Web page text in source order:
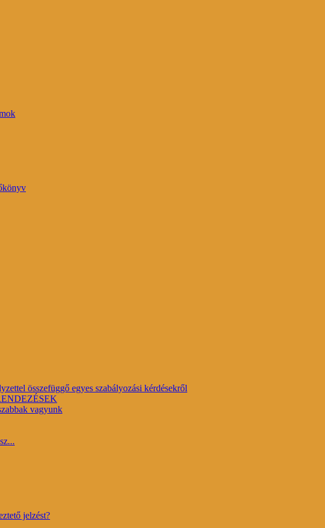
összefüggő egyes szabályozási kérdésekről
vagyunk
jelzést?